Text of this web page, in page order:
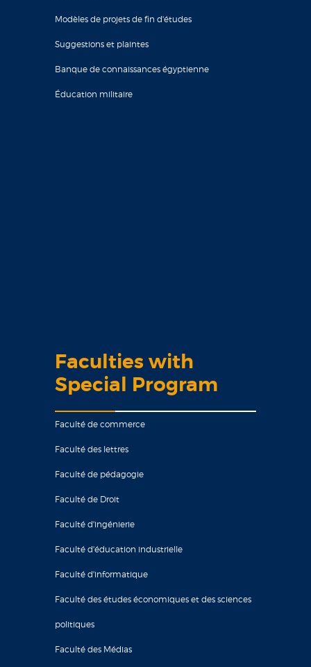
Modèles de projets de fin d'études
Suggestions et plaintes
Banque de connaissances égyptienne
Éducation militaire
Faculties with
Special Program
Faculté de commerce
Faculté des lettres
Faculté de pédagogie
Faculté de Droit
Faculté d'ingénierie
Faculté d'éducation industrielle
Faculté d'informatique
Faculté des études économiques et des sciences
politiques
Faculté des Médias